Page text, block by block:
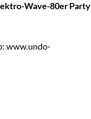
Wave-80er Party
www.undo-